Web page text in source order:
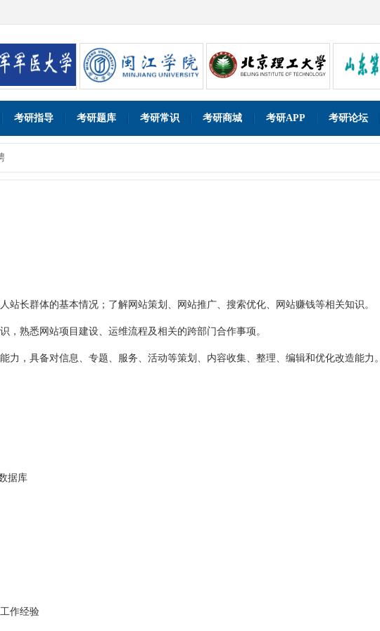
考研指导 考研题库 考研常识 考研商城 考研APP 考研论坛
长群体的基本情况；了解网站策划、网站推广、搜索优化、网站赚钱等相关知识。
熟悉网站项目建设、运维流程及相关的跨部门合作事项。
，具备对信息、专题、服务、活动等策划、内容收集、整理、编辑和优化改造能力。
据库
作经验